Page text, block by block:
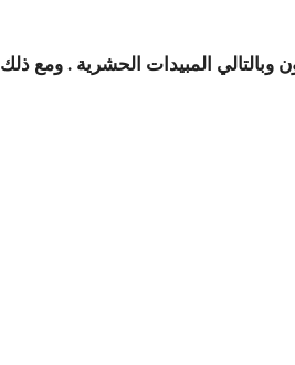
وبالتالي المبيدات الحشرية . ومع ذلك